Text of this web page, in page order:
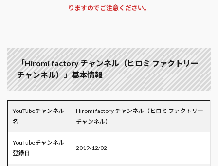
りますのでご注意ください。
「Hiromi factory チャンネル（ヒロミ ファクトリー
チャンネル）」基本情報
YouTubeチャンネル
名
Hiromi factory チャンネル（ヒロミ ファクトリー
チャンネル）
YouTubeチャンネル
登録日
2019/12/02